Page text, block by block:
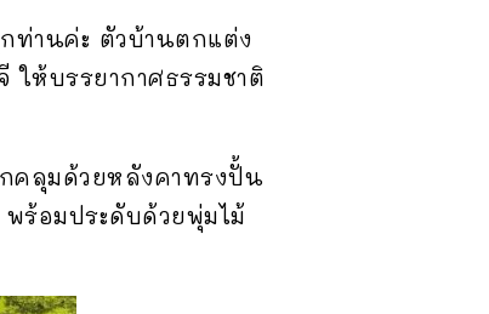
ท่านค่ะ ตัวบ้านตกแต่ง
ให้บรรยากาศธรรมชาติ
คลุมด้วยหลังคาทรงปั้น
ร้อมประดับด้วยพุ่มไม้